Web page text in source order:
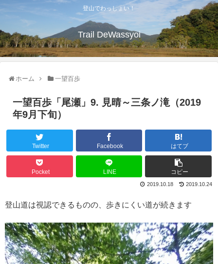
登山でわっしょい！
Trail DeWassyoi
ホーム 一望百歩
一望百歩「尾瀬」9. 見晴～三条ノ滝（2019
年9月下旬）
Twitter Facebook はてブ
Pocket LINE コピー
2019.10.24
2019.10.18
登山道は視認できるものの、歩きにくい道が続きます